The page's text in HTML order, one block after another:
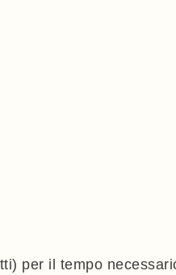
per il tempo